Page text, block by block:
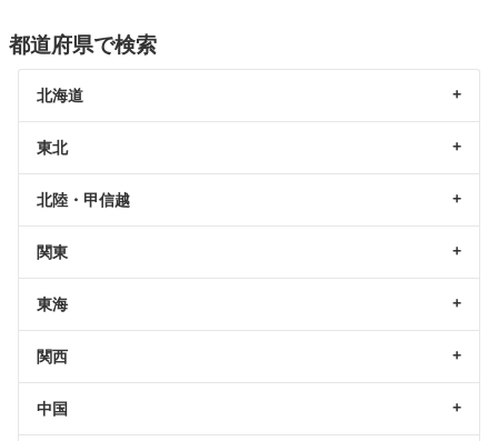
都道府県で検索
北海道
東北
北陸・甲信越
関東
東海
関西
中国